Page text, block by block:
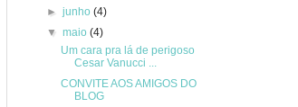
►junho(4)
▼maio(4)
Um cara pra lá de perigoso
Cesar Vanucci ...
CONVITE AOS AMIGOS DO
BLOG